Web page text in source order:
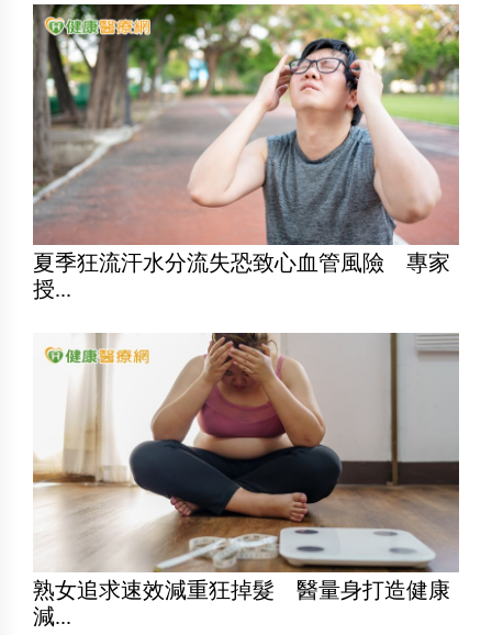
夏季狂流汗水分流失恐致心血管風險 專家
授...
熟女追求速效減重狂掉髮 醫量身打造健康
減...